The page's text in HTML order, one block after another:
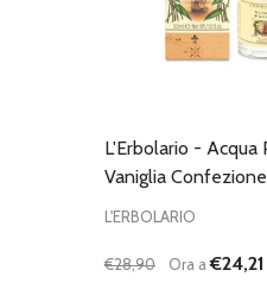
L'Erbolario - Acqua
Vaniglia
L'ERBOLARIO
€28,90 Ora a€24,21